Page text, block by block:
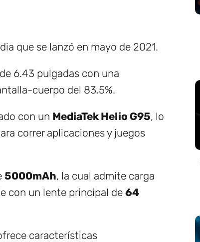
que se lanzó en mayo de 2021.
de 6.43 pulgadas con una
cuerpo del 83.5%.
con un MediaTek Helio G95, lo
correr aplicaciones y juegos
5000mAh, la cual admite carga
con un lente principal de 64
características